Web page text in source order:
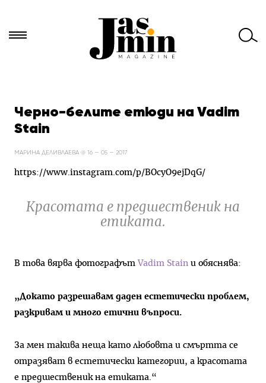
за:Черно-белите етюди на Vadim
Stain
МАРИНА ДЕЛИВЛАЕВА @ 16 — 05 — 2017
https://www.instagram.com/p/BOcyO9ejDqG/
Красотата е предшественик на
етиката.
В това вярва фотографът Vadim Stain и обяснява:
„Докато разрешавам даден естетически проблем,
разкривам и много етични въпроси.
За мен такива неща като любовта и смъртта се
отразяват в естетически категории, а красотата
е предшественик на етиката.“